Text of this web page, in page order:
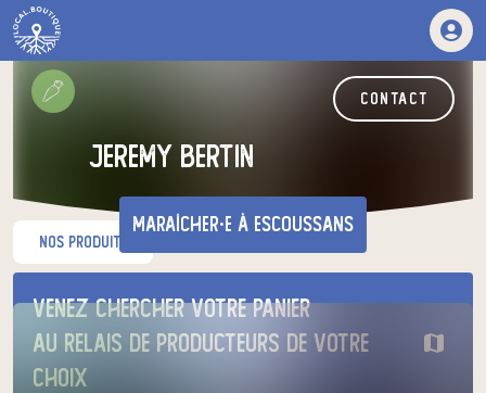
contact
jeremy bertin
maraîcher·e à Escoussans
Venez chercher votre panier
au relais de producteurs de votre
choix
nos produits